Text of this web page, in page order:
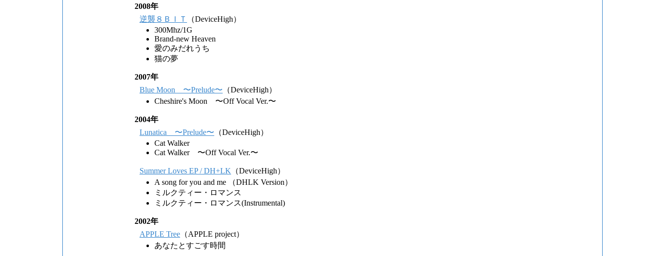
2008年
逆襲８ＢＩＴ
（DeviceHigh）
300Mhz/1G
Brand-new Heaven
愛のみだれうち
猫の夢
2007年
Blue Moon 〜Prelude〜 （DeviceHigh）
Cheshire's Moon 〜Off Vocal Ver.〜
2004年
Lunatica 〜Prelude〜 （DeviceHigh）
Cat Walker
Cat Walker 〜Off Vocal Ver.〜
Summer Loves EP / DH+LK （DeviceHigh）
A song for you and me （DHLK Version）
ミルクティー・ロマンス
ミルクティー・ロマンス(Instrumental)
2002年
APPLE Tree （APPLE project）
あなたとすごす時間